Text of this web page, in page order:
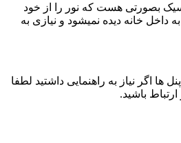
هست که نور را از خود
دیده نمیشود و نیازی به
به راهنمایی داشتید لطفا